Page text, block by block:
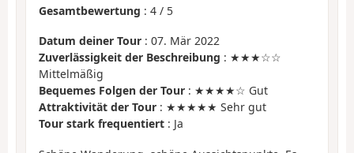
Gesamtbewertung : 4 / 5
Datum deiner Tour : 07. Mär 2022
Zuverlässigkeit der Beschreibung : ★★★☆☆
Mittelmäßig
Bequemes Folgen der Tour : ★★★★☆ Gut
Attraktivität der Tour : ★★★★★ Sehr gut
Tour stark frequentiert : Ja